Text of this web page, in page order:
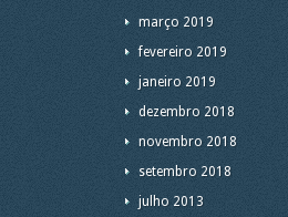
março 2019
fevereiro 2019
janeiro 2019
dezembro 2018
novembro 2018
setembro 2018
julho 2013